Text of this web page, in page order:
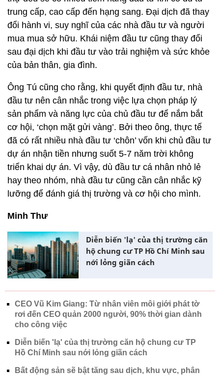
trung cấp, cao cấp đến hạng sang. Đại dịch đã thay
đổi hành vi, suy nghĩ của các nhà đầu tư và người
mua mua sở hữu. Khái niệm đầu tư cũng thay đổi
sau đại dịch khi đầu tư vào trải nghiệm và sức khỏe
của bản thân, gia đình.
Ông Tú cũng cho rằng, khi quyết định đầu tư, nhà
đầu tư nên cân nhắc trong việc lựa chọn pháp lý
sản phẩm và năng lực của chủ đầu tư để nắm bắt
cơ hội, ‘chọn mặt gửi vàng’. Bởi theo ông, thực tế
đã có rất nhiều nhà đầu tư ‘chôn’ vốn khi chủ đầu tư
dự án nhận tiền nhưng suốt 5-7 năm trời không
triển khai dự án. Vì vậy, dù đầu tư cá nhân nhỏ lẻ
hay theo nhóm, nhà đầu tư cũng cần cân nhắc kỹ
lưỡng để đánh giá thị trường và cơ hội cho mình.
Minh Thư
Diễn biến 'lạ' của thị trường căn
hộ chung cư TP Hồ Chí Minh sau
nới lỏng giãn cách
CEO Vũ Kim Giang: Từ nhân viên môi giới phát tờ
rơi đến CEO quản 2000 người, 90% thời gian dành
cho công việc
Diễn biến 'lạ' của thị trường căn hộ chung cư TP
Hồ Chí Minh sau nới lỏng giãn cách
Bất động sản sẽ bật tăng sau dịch, khu vực, phân